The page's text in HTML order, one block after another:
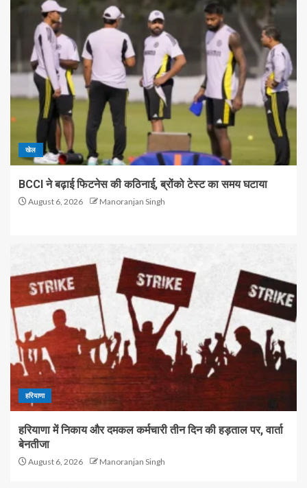
खेल
BCCI ने बढ़ाई फिटनेस की कठिनाई, ब्रोंको टेस्ट का समय घटाया
August 6, 2026 Manoranjan Singh
हरियाणा
हरियाणा में निकाय और दमकल कर्मचारी तीन दिन की हड़ताल पर, वार्ता
बेनतीजा
August 6, 2026 Manoranjan Singh